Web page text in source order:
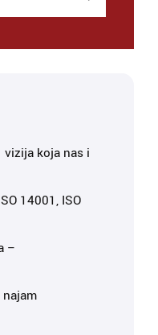
koja nas i
14001, ISO
–